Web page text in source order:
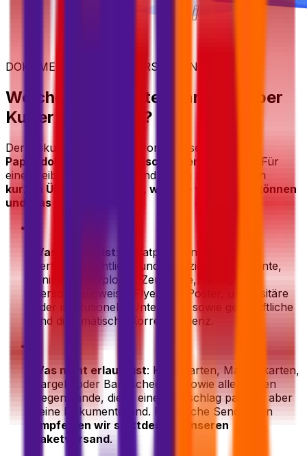
DOKUMENTE, DIE SIE VERSENDEN KÖNNEN
Welche Dokumente können Sie per
Kurier versenden?
Der Dokumentenversand von Eurosender ist für
Papierdokumente
Einschreiben
konzipiert. Für
einen reibungslosen Versand finden Sie hier einen
kurzen Überblick darüber, was Sie versenden können
und was nicht
Was erlaubt ist: Privatpost, Einschreiben,
Verträge, rechtliche und finanzielle Dokumente,
Universitätsdiplome, Zeugnisse, Reisepässe,
Personalausweise, Flyer und Poster, universitäre
oder institutionelle Unterlagen sowie geschäftliche
und diplomatische Korrespondenz.
Was nicht erlaubt ist: Kreditkarten, Magnetkarten,
Bargeld oder Bankschecks – sowie alle kleinen
Gegenstände, die in einen Umschlag passen, aber
keine Dokumente sind. Für solche Sendungen
empfehlen wir stattdessen unseren
Paketversand.